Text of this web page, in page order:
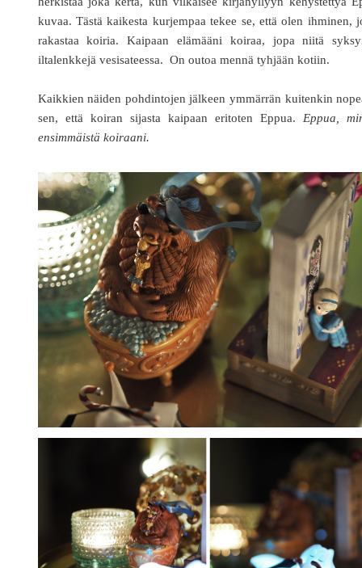
kuvaa. Tästä kaikesta kurjempaa tekee se, että olen ihminen,
rakastaa koiria. Kaipaan elämääni koiraa, jopa niitä
iltalenkkejä vesisateessa. On outoa mennä tyhjään kotiin.
Kaikkien näiden pohdintojen jälkeen ymmärrän kuitenkin
sen, että koiran sijasta kaipaan eritoten Eppua. Eppua,
ensimmäistä koiraani.